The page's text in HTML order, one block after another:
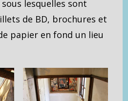
lesquelles sont
de BD, brochures et
papier en fond un lieu